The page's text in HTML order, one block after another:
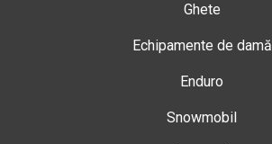
Ghete
Echipamente de damă
Enduro
Snowmobil